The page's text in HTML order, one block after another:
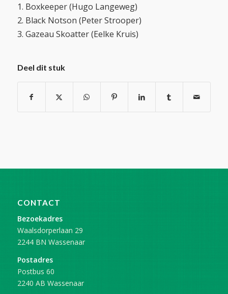
1. Boxkeeper (Hugo Langeweg)
2. Black Notson (Peter Strooper)
3. Gazeau Skoatter (Eelke Kruis)
Deel dit stuk
CONTACT
Bezoekadres
Waalsdorperlaan 29
2244 BN Wassenaar
Postadres
Postbus 60
2240 AB Wassenaar